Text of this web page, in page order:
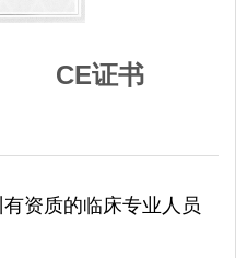
册
证书
资质的临床专业人员